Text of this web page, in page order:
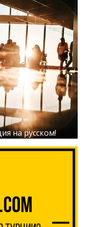
на русском!